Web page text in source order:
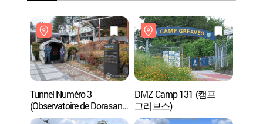
Tunnel Numéro 3
(Observatoire de Dorasan)
(제 3땅굴)
DMZ Camp 131 (캠프
그리브스)